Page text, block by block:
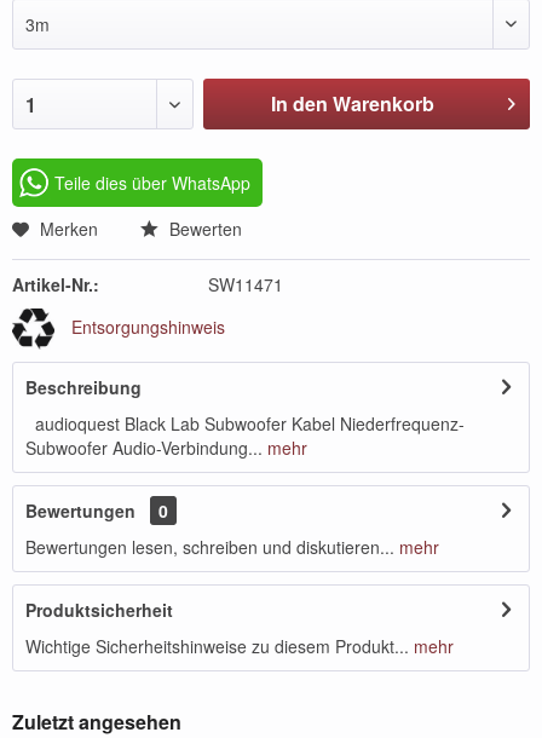
3m
1 In den Warenkorb
Teile dies über WhatsApp
Merken
Bewerten
Artikel-Nr.:
SW11471
Entsorgungshinweis
Beschreibung
audioquest Black Lab Subwoofer Kabel Niederfrequenz-
Subwoofer Audio-Verbindung... mehr
Bewertungen
0
Bewertungen lesen, schreiben und diskutieren... mehr
Produktsicherheit
Wichtige Sicherheitshinweise zu diesem Produkt... mehr
Zuletzt angesehen